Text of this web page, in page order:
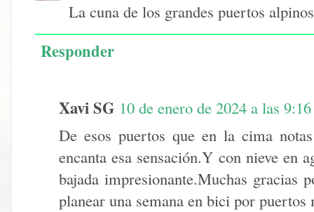
La cuna de los grandes puertos
Responder
Xavi SG 10 de enero de 2024 a las 9:16
De esos puertos que en la cima
encanta esa sensación.Y con nieve en
bajada impresionante.Muchas gracias
planear una semana en bici por puertos